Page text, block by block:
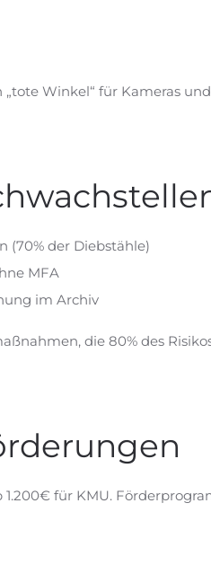
Winkel“ für Kameras
(70% der Diebstähle)
MFA
im Archiv
die 80% des
für KMU.